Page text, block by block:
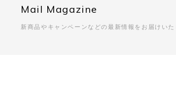
安定のUNUSEDと信頼のできるSHOPさんなので
んとした感じ。 とっても気持ちがいいです！ 深
くださるので、安心して購入ができます。いつもあ
Mail Magazine
新商品やキャンペーンなどの最新情報をお届けいた